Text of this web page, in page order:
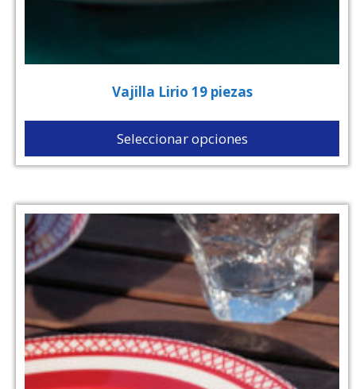
Vajilla Lirio 19 piezas
Seleccionar opciones